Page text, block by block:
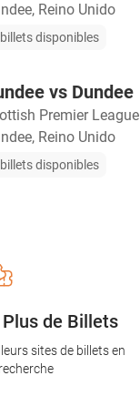
Reino Unido
disponibles
vs Dundee
Premier League
Reino Unido
disponibles
de Billets
sites de billets en